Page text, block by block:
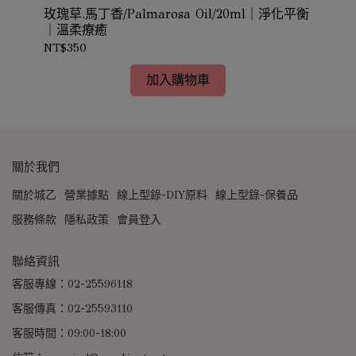
玫瑰草.馬丁香/Palmarosa Oil/20ml｜淨化平衡
｜溫柔療癒
NT$350
加入購物車
關於我們
關於城乙 營業據點 線上型錄-DIY原料 線上型錄-保養品
服務條款
隱私政策 會員登入
聯絡資訊
客服專線：02-25596118
客服傳真：02-25593110
客服時間：09:00-18:00